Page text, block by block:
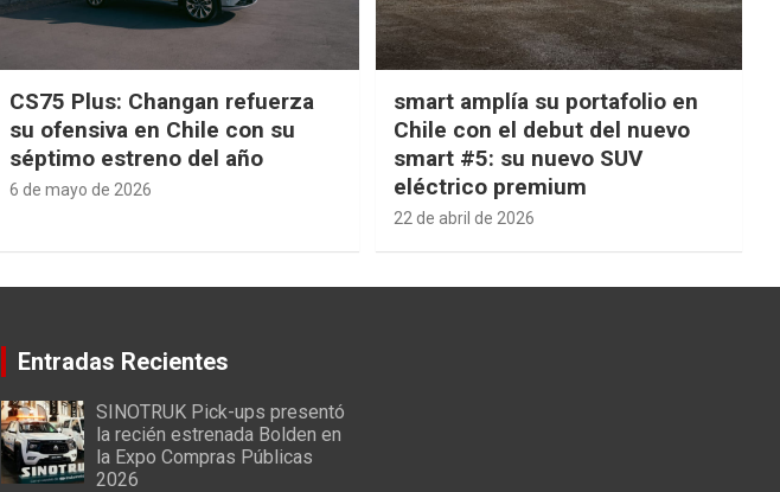
CS75 Plus: Changan refuerza
su ofensiva en Chile con su
séptimo estreno del año
6 de mayo de 2026
smart amplía su portafolio en
Chile con el debut del nuevo
smart #5: su nuevo SUV
eléctrico premium
22 de abril de 2026
Entradas Recientes
SINOTRUK Pick-ups presentó
la recién estrenada Bolden en
la Expo Compras Públicas
2026